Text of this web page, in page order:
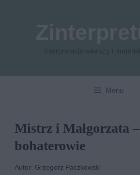
Menu
Mistrz i Małgorzata –
bohaterowie
Autor: Grzegorz Paczkowski